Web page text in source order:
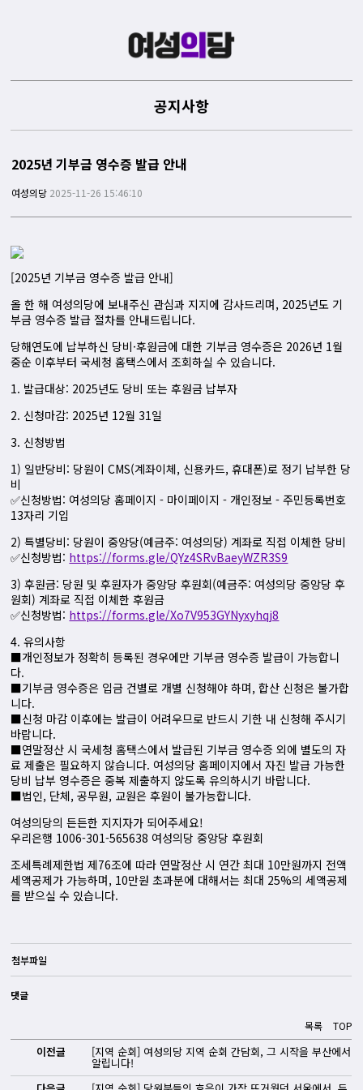
공지사항
2025년 기부금 영수증 발급 안내
여성의당 2025-11-26 15:46:10
[2025년 기부금 영수증 발급 안내]
올 한 해 여성의당에 보내주신 관심과 지지에 감사드리며, 2025년도 기
부금 영수증 발급 절차를 안내드립니다.
당해연도에 납부하신 당비·후원금에 대한 기부금 영수증은 2026년 1월
중순 이후부터 국세청 홈택스에서 조회하실 수 있습니다.
1. 발급대상: 2025년도 당비 또는 후원금 납부자
2. 신청마감: 2025년 12월 31일
3. 신청방법
1) 일반당비: 당원이 CMS(계좌이체, 신용카드, 휴대폰)로 정기 납부한 당
비
✅신청방법: 여성의당 홈페이지 - 마이페이지 - 개인정보 - 주민등록번호
13자리 기입
2) 특별당비: 당원이 중앙당(예금주: 여성의당) 계좌로 직접 이체한 당비
✅신청방법: https://forms.gle/QYz4SRvBaeyWZR3S9
3) 후원금: 당원 및 후원자가 중앙당 후원회(예금주: 여성의당 중앙당 후
원회) 계좌로 직접 이체한 후원금
✅신청방법: https://forms.gle/Xo7V953GYNyxyhqj8
4. 유의사항
■개인정보가 정확히 등록된 경우에만 기부금 영수증 발급이 가능합니
다.
■기부금 영수증은 입금 건별로 개별 신청해야 하며, 합산 신청은 불가합
니다.
■신청 마감 이후에는 발급이 어려우므로 반드시 기한 내 신청해 주시기
바랍니다.
■연말정산 시 국세청 홈택스에서 발급된 기부금 영수증 외에 별도의 자
료 제출은 필요하지 않습니다. 여성의당 홈페이지에서 자진 발급 가능한
당비 납부 영수증은 중복 제출하지 않도록 유의하시기 바랍니다.
■법인, 단체, 공무원, 교원은 후원이 불가능합니다.
여성의당의 든든한 지지자가 되어주세요!
우리은행 1006-301-565638 여성의당 중앙당 후원회
조세특례제한법 제76조에 따라 연말정산 시 연간 최대 10만원까지 전액
세액공제가 가능하며, 10만원 초과분에 대해서는 최대 25%의 세액공제
를 받으실 수 있습니다.
첨부파일
댓글
목록 TOP
이전글 [지역 순회] 여성의당 지역 순회 간담회, 그 시작을 부산에서
알립니다!